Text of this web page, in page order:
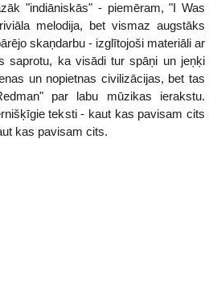
"indiāniskās" - piemēram, "I Was
melodija, bet vismaz augstāks
skaņdarbu - izglītojoši materiāli ar
saprotu, ka visādi tur spāņi un jeņķi
un nopietnas civilizācijas, bet tas
par labu mūzikas ierakstu.
teksti - kaut kas pavisam cits
kas pavisam cits.